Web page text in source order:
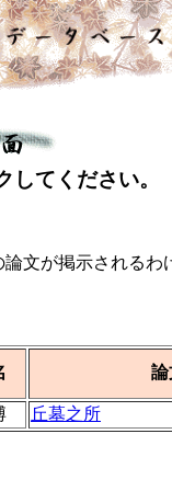
てください。
文が掲示されるわ
論
丘墓之所